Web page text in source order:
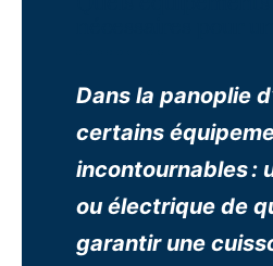
Dans la panoplie
certains
incontournables :
ou électrique de
garantir une